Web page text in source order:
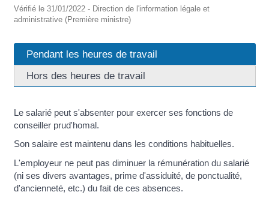
Vérifié le 31/01/2022 - Direction de l'information légale et
administrative (Première ministre)
Pendant les heures de travail
Hors des heures de travail
Le salarié peut s'absenter pour exercer ses fonctions de
conseiller prud'homal.
Son salaire est maintenu dans les conditions habituelles.
L'employeur ne peut pas diminuer la rémunération du salarié
(ni ses divers avantages, prime d'assiduité, de ponctualité,
d'ancienneté, etc.) du fait de ces absences.